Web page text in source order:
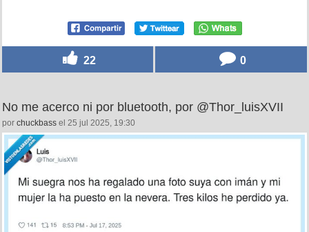
22 0
No me acerco ni por bluetooth, por @Thor_luisXVII
por chuckbass el 25 jul 2025, 19:30